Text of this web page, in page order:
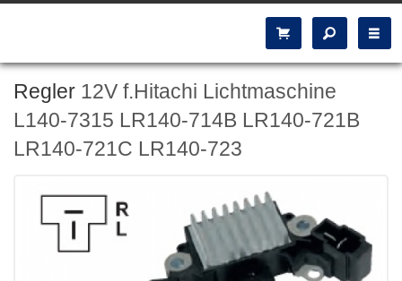
Regler 12V f.Hitachi Lichtmaschine
L140-7315 LR140-714B LR140-721B
LR140-721C LR140-723